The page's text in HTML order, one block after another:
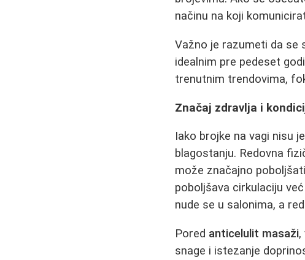
načinu na koji
Važno je razumeti da se
idealnim pre pedeset
trenutnim trendovima,
Značaj zdravlja i
Iako brojke na vagi nisu
blagostanju. Redovna
može značajno
poboljšava cirkulaciju
nude se u salonima, a
Pored anticelulit masaži,
snage i istezanje